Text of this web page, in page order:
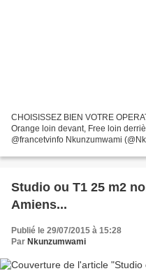
CHOISISSEZ BIEN VOTRE
Orange loin devant, Free loin
@francetvinfo Nkunzumwami
Studio ou T1 25 m2
Amiens...
Publié le 29/07/2015 à 15:28
Par Nkunzumwami